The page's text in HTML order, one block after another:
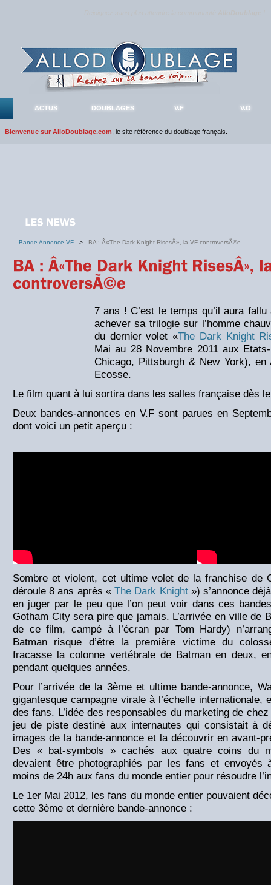
ACTUS DOUBLAGES V.F V.O
Bienvenue sur AlloDoublage.com , le site référence du doublage français.
Bande Annonce VF > BA : Â«The Dark Knight RisesÂ», la VF controversÃ©e
7 ans ! C’est le temps qu’il aura
achever sa trilogie sur l’homme
du dernier volet «The Dark Knight
Mai au 28 Novembre 2011 aux
Chicago, Pittsburgh & New York),
Ecosse.
Le film quant à lui sortira dans les salles française dès
Deux bandes-annonces en V.F sont parues en
dont voici un petit aperçu :
Sombre et violent, cet ultime volet de la franchise de
déroule 8 ans après «The Dark Knight») s’annonce
en juger par le peu que l’on peut voir dans ces
Gotham City sera pire que jamais. L’arrivée en ville de
de ce film, campé à l’écran par Tom Hardy)
Batman risque d’être la première victime du
fracasse la colonne vertébrale de Batman en deux,
pendant quelques années.
Pour l’arrivée de la 3ème et ultime bande-annonce,
gigantesque campagne virale à l’échelle internationale,
des fans. L’idée des responsables du marketing de
jeu de piste destiné aux internautes qui consistait à
images de la bande-annonce et la découvrir en avant-
Des « bat-symbols » cachés aux quatre coins du
devaient être photographiés par les fans et envoyés
moins de 24h aux fans du monde entier pour résoudre
Le 1er Mai 2012, les fans du monde entier pouvaient
cette 3ème et dernière bande-annonce :